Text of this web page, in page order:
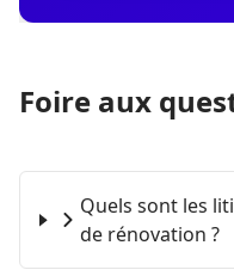
Foire aux
Quels sont les
de rénovation ?